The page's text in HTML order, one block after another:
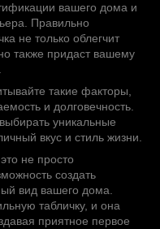
вашего дома и
Правильно
не только облегчит
также придаст вашему
такие факторы,
и долговечность.
уникальные
вкус и стиль жизни.
не просто
создать
вид вашего дома.
табличку, и она
приятное первое